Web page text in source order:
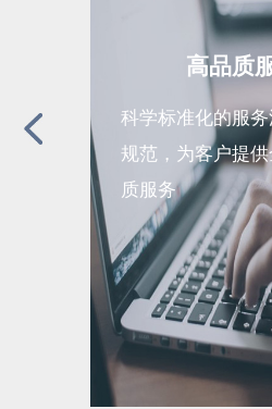
高品质
科学标准化的服
规范，为客户提
质服务